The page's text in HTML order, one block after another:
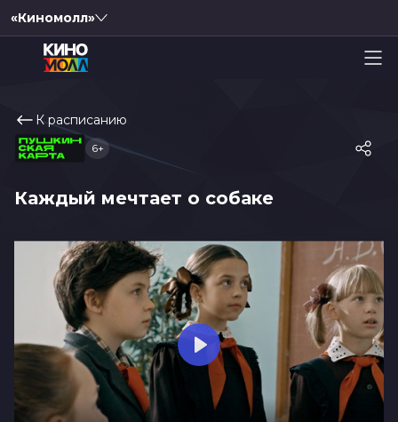
«Киномолл»
К расписанию
Каждый мечтает о собаке
6+
Play